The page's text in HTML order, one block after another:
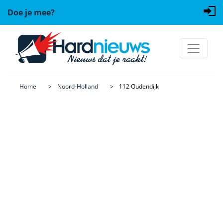
Doe je mee?
Home Noord-Holland 112 Oudendijk